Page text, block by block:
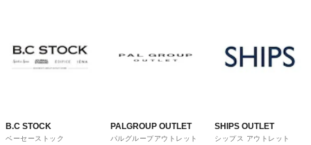
B.C STOCK
ベーセーストック
PALGROUP OUTLET
パルグループアウトレット
SHIPS OUTLET
シップス アウトレット